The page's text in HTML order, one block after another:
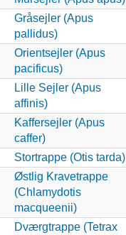
Gråsejler (Apus
pallidus)
Orientsejler (Apus
pacificus)
Lille Sejler (Apus
affinis)
Kaffersejler (Apus
caffer)
Stortrappe (Otis tarda)
Østlig Kravetrappe
(Chlamydotis
macqueenii)
Dværgtrappe (Tetrax